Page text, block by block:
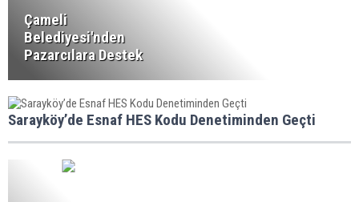
Çameli
Belediyesi'nden
Pazarcılara Destek
Sarayköy’de Esnaf HES Kodu Denetiminden Geçti